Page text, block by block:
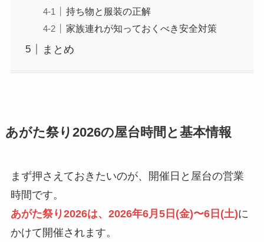
持ち物と服装の正解
家族連れが知っておくべき安全対策
まとめ
あがた祭り2026の屋台時間と基本情報
まず押さえておきたいのが、開催日と屋台の営業
時間です。
あがた祭り2026は、2026年6月5日(金)〜6日(土)に
かけて開催されます。